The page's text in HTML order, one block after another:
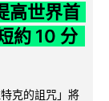
高世界首
約 10 分
克的詛咒」將